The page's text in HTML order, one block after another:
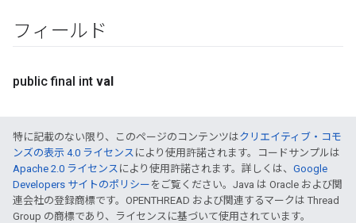
フィールド
public final int val
特に記載のない限り、このページのコンテンツはクリエイティブ・コモ
ンズの表示 4.0 ライセンス により使用許諾されます。コードサンプルは
Apache 2.0 ライセンス により使用許諾されます。詳しくは、 Google
Developers サイトのポリシー をご覧ください。Java は Oracle および関
連会社の登録商標です。OPENTHREAD および関連するマークは Thread
Group の商標であり、ライセンスに基づいて使用されています。